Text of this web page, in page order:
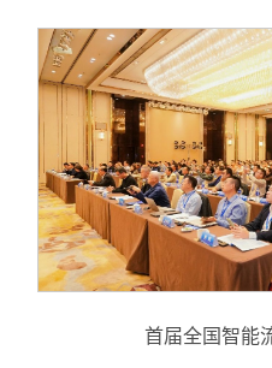
首届全国智能